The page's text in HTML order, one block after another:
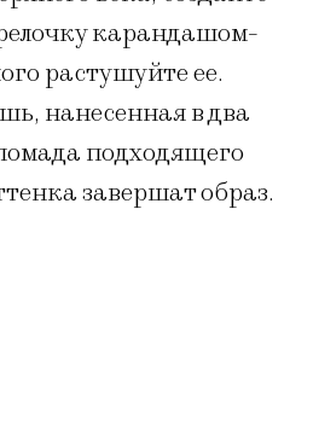
карандашом-
растушуйте ее.
нанесенная в два
подходящего
завершат образ.